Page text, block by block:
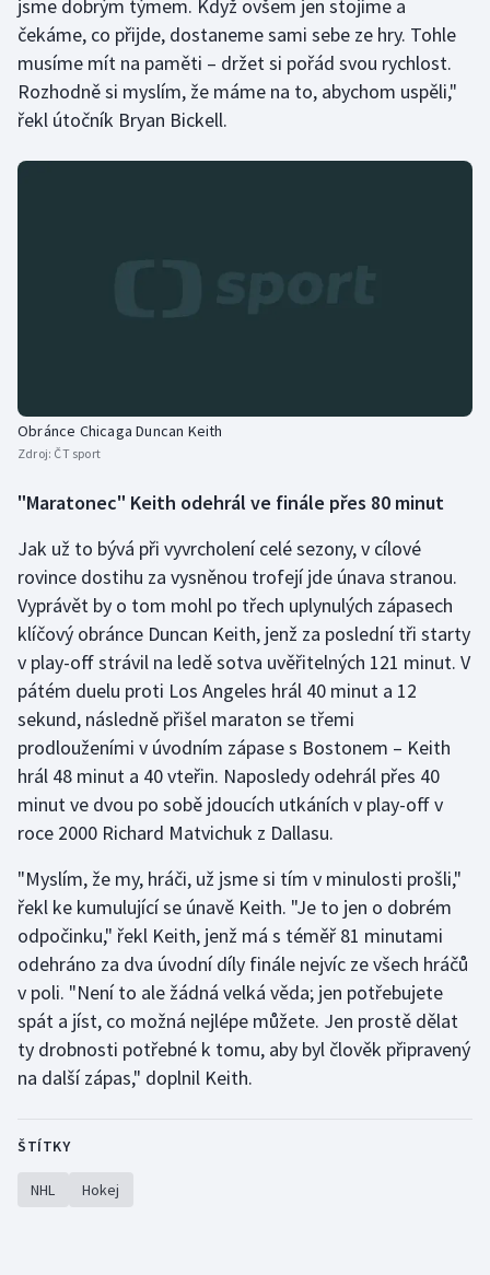
jsme dobrým týmem. Když ovšem jen stojíme a
čekáme, co přijde, dostaneme sami sebe ze hry. Tohle
musíme mít na paměti – držet si pořád svou rychlost.
Rozhodně si myslím, že máme na to, abychom uspěli,"
řekl útočník Bryan Bickell.
Obránce Chicaga Duncan Keith
Zdroj: ČT sport
"Maratonec" Keith odehrál ve finále přes 80 minut
Jak už to bývá při vyvrcholení celé sezony, v cílové
rovince dostihu za vysněnou trofejí jde únava stranou.
Vyprávět by o tom mohl po třech uplynulých zápasech
klíčový obránce Duncan Keith, jenž za poslední tři starty
v play-off strávil na ledě sotva uvěřitelných 121 minut. V
pátém duelu proti Los Angeles hrál 40 minut a 12
sekund, následně přišel maraton se třemi
prodlouženími v úvodním zápase s Bostonem – Keith
hrál 48 minut a 40 vteřin. Naposledy odehrál přes 40
minut ve dvou po sobě jdoucích utkáních v play-off v
roce 2000 Richard Matvichuk z Dallasu.
"Myslím, že my, hráči, už jsme si tím v minulosti prošli,"
řekl ke kumulující se únavě Keith. "Je to jen o dobrém
odpočinku," řekl Keith, jenž má s téměř 81 minutami
odehráno za dva úvodní díly finále nejvíc ze všech hráčů
v poli. "Není to ale žádná velká věda; jen potřebujete
spát a jíst, co možná nejlépe můžete. Jen prostě dělat
ty drobnosti potřebné k tomu, aby byl člověk připravený
na další zápas," doplnil Keith.
ŠTÍTKY
NHL Hokej